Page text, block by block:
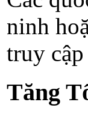
ninh
truy
Tăng